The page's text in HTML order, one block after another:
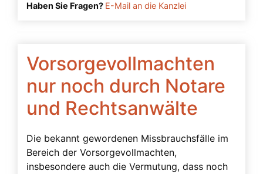
Haben Sie Fragen? E-Mail an die Kanzlei
Vorsorgevollmachten
nur noch durch Notare
und Rechtsanwälte
Die bekannt gewordenen Missbrauchsfälle im
Bereich der Vorsorgevollmachten,
insbesondere auch die Vermutung, dass noch
einstweilige Verfügung
Einwilligungsfähigkeit
Einwilligungsvorbehalt
Filme
Freier Wille